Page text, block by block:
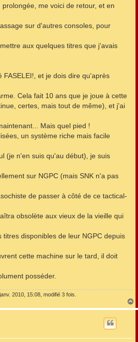
me voici de retour, et en
sur d'autres consoles, pour
aux quelques titres que j'avais
FASELEI!, et je dois dire qu'après
Cela fait 10 ans que je joue à cette
certes, mais tout de même), et j'ai
Mais quel pied !
un système riche mais facile
(je n'en suis qu'au début), je suis
sur NGPC (mais SNK n'a pas
de passer à côté de ce tactical-
obsolète aux vieux de la vieille qui
titres disponibles de leur NGPC depuis
cette machine sur le tard, il doit
posséder.
2010, 15:08, modifié 3 fois.
a